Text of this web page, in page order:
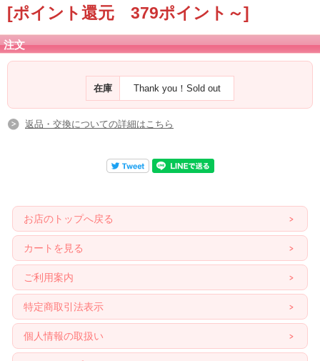
長時間水に浸けていると輝きが無くなってしまうのでご注意ください。
[ポイント還元 379ポイント～]
注文
在庫 Thank you！Sold out
返品・交換についての詳細はこちら
お店のトップへ戻る
カートを見る
ご利用案内
特定商取引法表示
個人情報の取扱い